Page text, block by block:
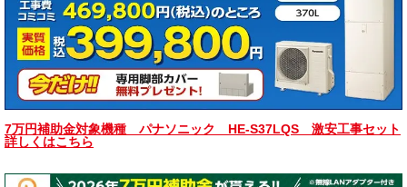
7万円補助金対象機種 パナソニック HE-S37LQS 激安工事セット
詳しくはこちら